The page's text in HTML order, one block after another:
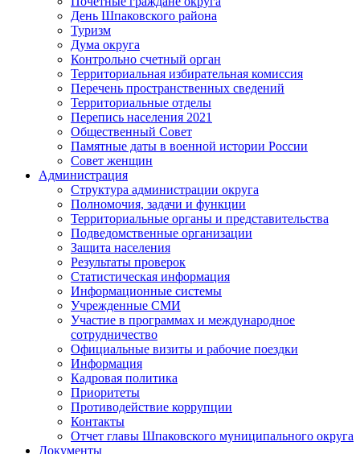
День Шпаковского района
Туризм
Дума округа
Контрольно счетный орган
Территориальная избирательная комиссия
Перечень пространственных сведений
Территориальные отделы
Перепись населения 2021
Общественный Совет
Памятные даты в военной истории России
Совет женщин
Администрация
Структура администрации округа
Полномочия, задачи и функции
Территориальные органы и представительства
Подведомственные организации
Защита населения
Результаты проверок
Статистическая информация
Информационные системы
Учрежденные СМИ
Участие в программах и международное
сотрудничество
Официальные визиты и рабочие поездки
Информация
Кадровая политика
Приоритеты
Противодействие коррупции
Контакты
Отчет главы Шпаковского муниципального округа
Документы